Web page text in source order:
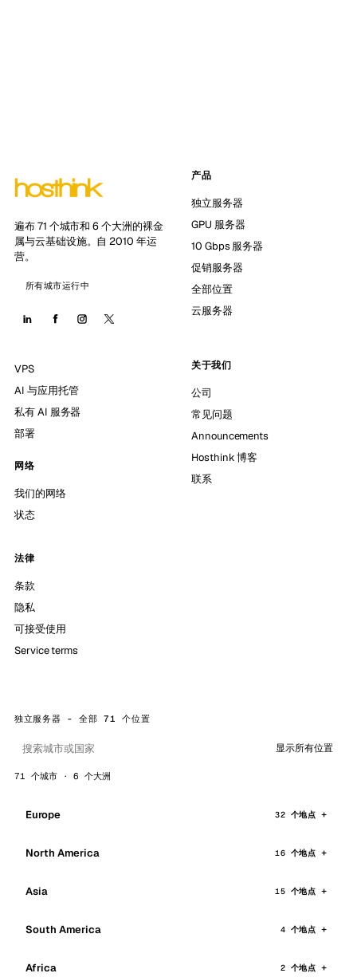
遍布 71 个城市和 6 个大洲的裸金
属与云基础设施。自 2010 年运
营。
所有城市运行中
产品
独立服务器
GPU 服务器
10 Gbps 服务器
促销服务器
全部位置
云服务器
VPS
AI 与应用托管
私有 AI 服务器
部署
网络
我们的网络
状态
关于我们
公司
常见问题
Announcements
Hosthink 博客
联系
法律
条款
隐私
可接受使用
Service terms
独立服务器 - 全部 71 个位置
显示所有位置
71 个城市 · 6 个大洲
Europe 32 个地点
North America 16 个地点
Asia 15 个地点
South America 4 个地点
Africa 2 个地点